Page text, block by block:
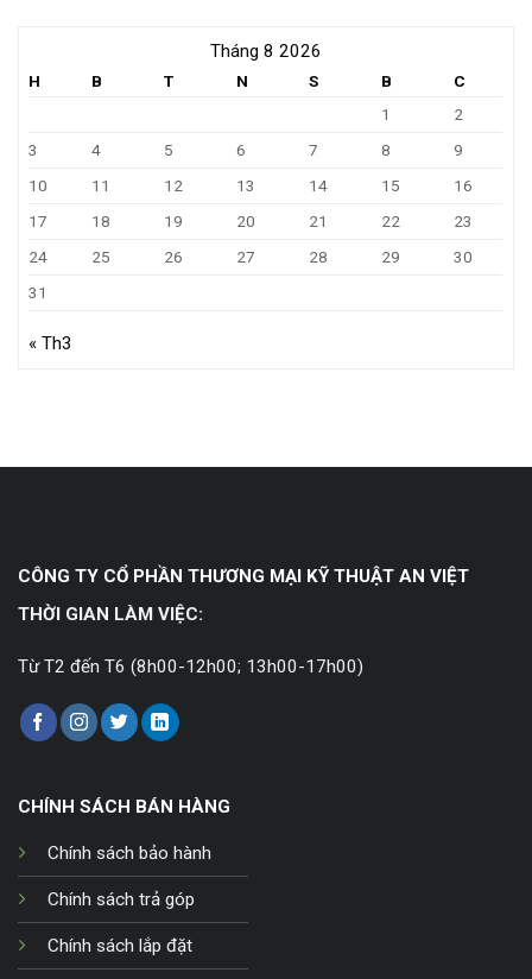
Tháng 8 2026
H B T N S B
C
1
2
3
4 5 6 7 8
9
10
11 12 13 14 15
16
17
18 19 20 21 22
23
24
25 26 27 28 29
30
31
« Th3
CÔNG TY CỔ PHẦN THƯƠNG MẠI KỸ THUẬT AN VIỆT
THỜI GIAN LÀM VIỆC:
Từ T2 đến T6 (8h00-12h00; 13h00-17h00)
CHÍNH SÁCH BÁN HÀNG
Chính sách bảo hành
Chính sách trả góp
Chính sách lắp đặt